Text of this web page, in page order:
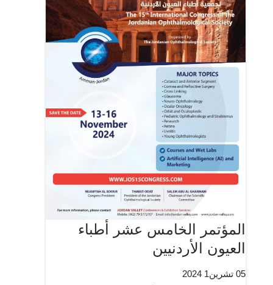
المؤتمر الخامس عشر أطباء
العيون الأردنيين
05 تشرين1 2024